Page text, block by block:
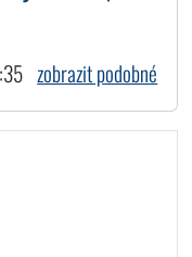
zobrazit podobné